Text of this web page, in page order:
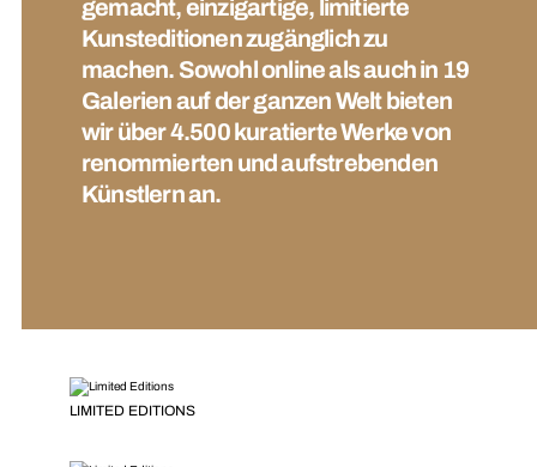
gemacht, einzigartige, limitierte
Kunsteditionen zugänglich zu
machen. Sowohl online als auch in 19
Galerien auf der ganzen Welt bieten
wir über 4.500 kuratierte Werke von
renommierten und aufstrebenden
Künstlern an.
LIMITED EDITIONS